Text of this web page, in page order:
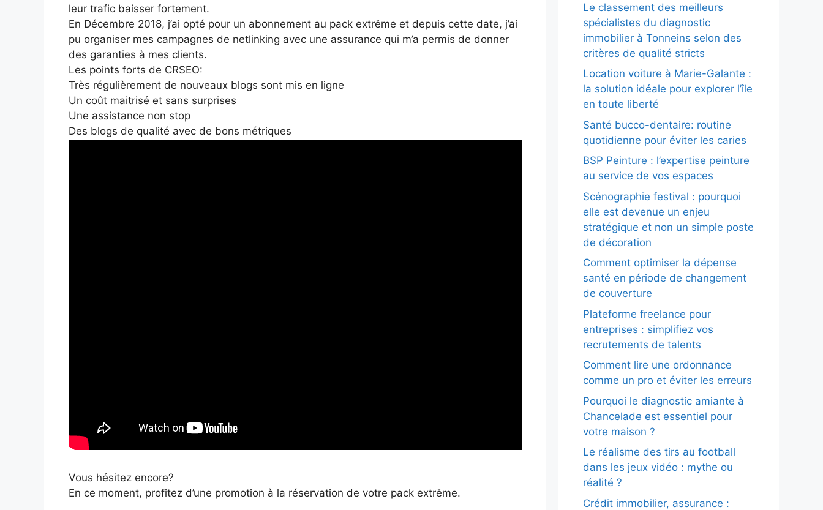
leur trafic baisser fortement.
En Décembre 2018, j’ai opté pour un abonnement au pack extrême et depuis cette date, j’ai
pu organiser mes campagnes de netlinking avec une assurance qui m’a permis de donner
des garanties à mes clients.
Les points forts de CRSEO:
Très régulièrement de nouveaux blogs sont mis en ligne
Un coût maitrisé et sans surprises
Une assistance non stop
Des blogs de qualité avec de bons métriques
Vous hésitez encore?
En ce moment, profitez d’une promotion à la réservation de votre pack extrême.
Le classement des meilleurs
spécialistes du diagnostic
immobilier à Tonneins selon des
critères de qualité stricts
Location voiture à Marie-Galante :
la solution idéale pour explorer l’île
en toute liberté
Santé bucco-dentaire: routine
quotidienne pour éviter les caries
BSP Peinture : l’expertise peinture
au service de vos espaces
Scénographie festival : pourquoi
elle est devenue un enjeu
stratégique et non un simple poste
de décoration
Comment optimiser la dépense
santé en période de changement
de couverture
Plateforme freelance pour
entreprises : simplifiez vos
recrutements de talents
Comment lire une ordonnance
comme un pro et éviter les erreurs
Pourquoi le diagnostic amiante à
Chancelade est essentiel pour
votre maison ?
Le réalisme des tirs au football
dans les jeux vidéo : mythe ou
réalité ?
Crédit immobilier, assurance :